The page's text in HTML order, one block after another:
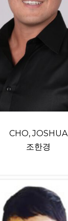
CHO, JOSHUA
조한경